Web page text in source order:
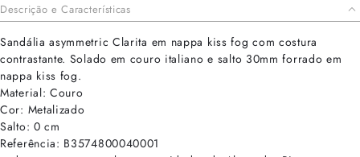
Descrição e Características
Sandália asymmetric Clarita em nappa kiss fog com costura
contrastante. Solado em couro italiano e salto 30mm forrado em
nappa kiss fog.
Material: Couro
Cor: Metalizado
Salto: 0 cm
Referência: B3574800040001